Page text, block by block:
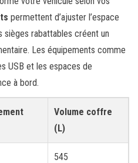
permettent d’ajuster l’espace
sièges rabattables créent un
Les équipements comme
USB et les espaces de
à bord.
Volume coffre
(L)
545